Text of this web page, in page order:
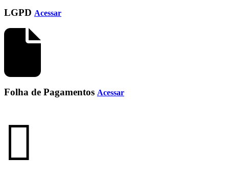
LGPD Acessar
Folha de Pagamentos Acessar